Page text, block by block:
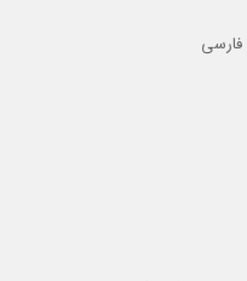
فارسی